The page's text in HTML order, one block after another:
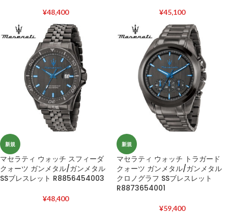
¥48,400 ¥45,100
新規
マセラティ ウォッチ スフィーダ
クォーツ ガンメタル/ガンメタル
SSブレスレット R8856454003
¥48,400
新規
マセラティ ウォッチ トラガード
クォーツ ガンメタル/ガンメタル
クロノグラフ SSブレスレット
R8873654001
¥59,400